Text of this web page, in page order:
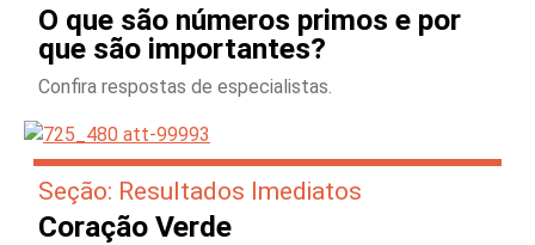
O que são números primos e por
que são importantes?
Confira respostas de especialistas.
Seção: Resultados Imediatos
Coração Verde